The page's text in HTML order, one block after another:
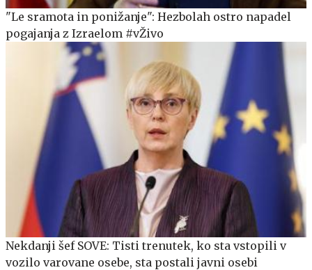
"Le sramota in ponižanje": Hezbolah ostro napadel
pogajanja z Izraelom #vŽivo
Nekdanji šef SOVE: Tisti trenutek, ko sta vstopili v
vozilo varovane osebe, sta postali javni osebi